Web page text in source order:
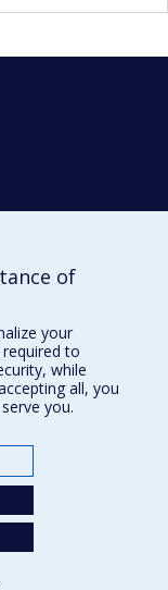
of
your
to
while
all, you
you.